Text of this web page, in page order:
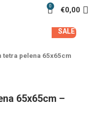
0 €0,00
SALE
tetra pelena 65x65cm
65x65cm –